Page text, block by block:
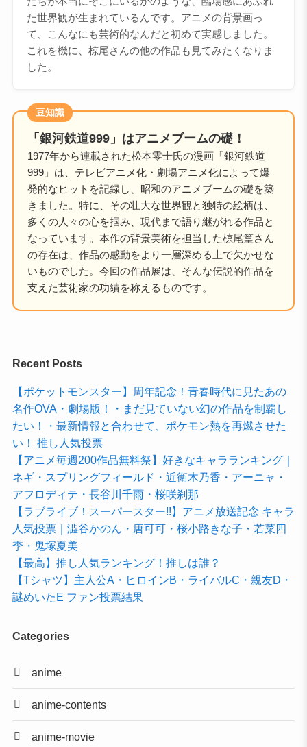
た世界観が生まれているんです。アニメの背景画っ
て、こんなにも芸術的なんだと初めて実感しました。
これを機に、椋尾さんの他の作品も見てみたくなりま
した。
豆知識
「銀河鉄道999」はアニメブームの礎！
1977年から連載された松本零士氏の漫画「銀河鉄道
999」は、テレビアニメ化・劇場アニメ化によって爆
発的なヒットを記録し、昭和のアニメブームの礎を築
きました。特に、その壮大な世界観と独特の絵柄は、
多くの人々の心を掴み、現代まで語り継がれる作品と
なっています。本作の背景美術を担当した椋尾篁さん
の存在は、作品の感動をより一層深める上で欠かせな
いものでした。今回の作品展は、そんな伝説的作品を
支えた芸術家の功績を称えるものです。
Recent Posts
【ポケットモンスター】周年記念！青春時代に見たあの
名作OVA・劇場版！・まだ見ていない幻の作品を制覇し
たい！・最新情報と合わせて、ポケモン熱を再燃させた
い！ 推し人気投票
【アニメ毎週200作品無料祭】好きなキャラランキング｜
ネギ・スプリングフィールド・近衛木乃香・アーニャ・
アフロディテ・長谷川千雨・桜咲刹那
【ラブライブ！スーパースター!!】アニメ放送記念 キャラ
人気投票｜澁谷かのん・唐可可・桜小路きな子・若菜四
季・鬼塚夏美
【最高】推し人気ランキング！推しは誰？
【Tシャツ】主人公A・ヒロインB・ライバルC・親友D・
謎めいたE ファン投票結果
Categories
anime
anime-contents
anime-movie